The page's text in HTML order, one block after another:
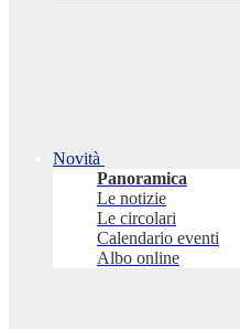
Novità
Panoramica
Le notizie
Le circolari
Calendario eventi
Albo online